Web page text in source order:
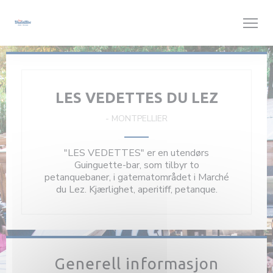
LES VEDETTES DU LEZ
- MONTPELLIER
"LES VEDETTES" er en utendørs
Guinguette-bar, som tilbyr to
petanquebaner, i gatematområdet i Marché
du Lez. Kjærlighet, aperitiff, petanque.
Generell informasjon